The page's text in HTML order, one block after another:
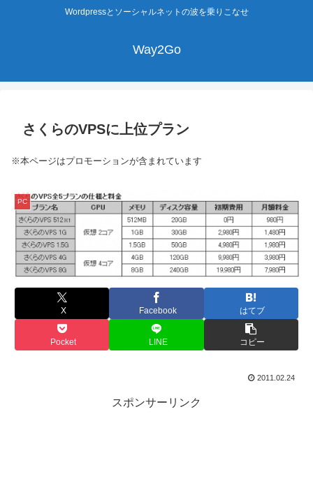
Wordpressとソーシャルネットの波を乗りこなせ
Way2Go
さくらのVPSに上位プラン
※本ページはプロモーションが含まれています
PC
X Facebook はてブ
Pocket LINE コピー
2011.02.24
スポンサーリンク